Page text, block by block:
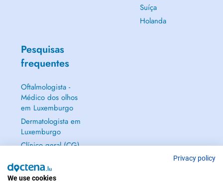
Suíça
Holanda
Pesquisas
frequentes
Oftalmologista -
Médico dos olhos
em Luxemburgo
Dermatologista em
Luxemburgo
Clínico geral (CG)
Ginecologista em
Luxemburgo
Privacy policy
We use cookies